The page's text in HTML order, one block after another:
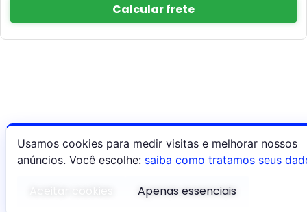
Calcular frete
Usamos cookies para medir visitas e melhorar nossos
anúncios. Você escolhe: saiba como tratamos seus
Apenas essenciais